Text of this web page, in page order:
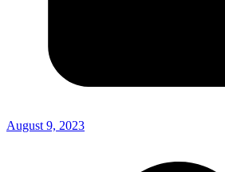
August 9, 2023